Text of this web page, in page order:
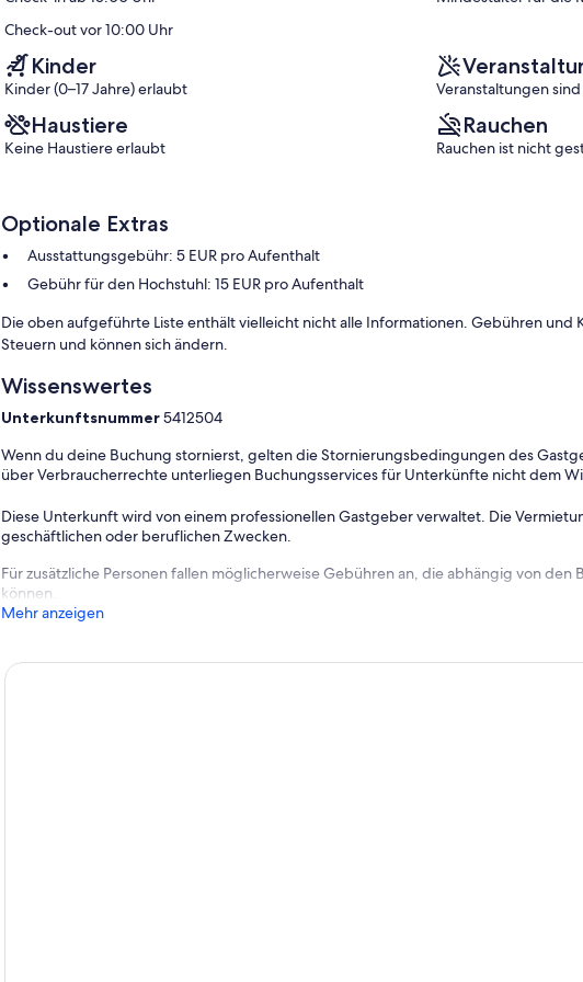
Check-out vor 10:00 Uhr
Kinder
Kinder (0–17 Jahre) erlaubt Veranstaltungen
Haustiere
Keine Haustiere erlaubt
Rauchen
Rauchen ist nicht
Optionale Extras
Ausstattungsgebühr: 5 EUR pro Aufenthalt
Gebühr für den Hochstuhl: 15 EUR pro Aufenthalt
Die oben aufgeführte Liste enthält vielleicht nicht alle Informationen. Gebühren und
Steuern und können sich ändern.
Wissenswertes
Unterkunftsnummer5412504
Wenn du deine Buchung stornierst, gelten die Stornierungsbedingungen des
über Verbraucherrechte unterliegen Buchungsservices für Unterkünfte nicht dem
Diese Unterkunft wird von einem professionellen Gastgeber verwaltet. Die
geschäftlichen oder beruflichen Zwecken.
Für zusätzliche Personen fallen möglicherweise Gebühren an, die abhängig von
können.
Mehr anzeigen